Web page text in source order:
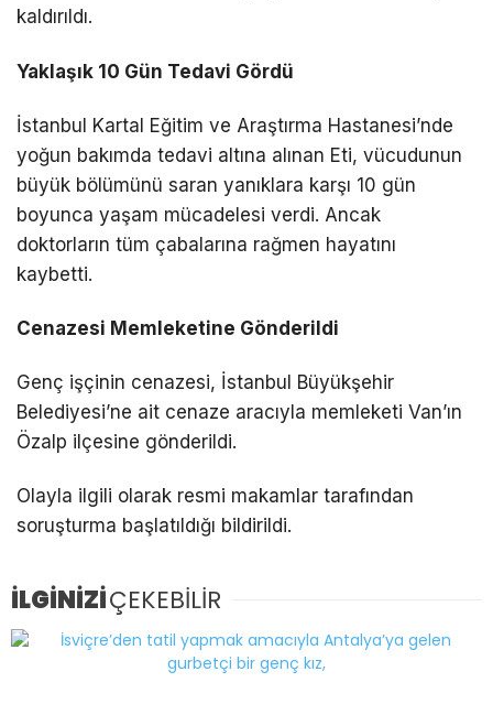
kaldırıldı.
Yaklaşık 10 Gün Tedavi Gördü
İstanbul Kartal Eğitim ve Araştırma Hastanesi’nde
yoğun bakımda tedavi altına alınan Eti, vücudunun
büyük bölümünü saran yanıklara karşı 10 gün
boyunca yaşam mücadelesi verdi. Ancak
doktorların tüm çabalarına rağmen hayatını
kaybetti.
Cenazesi Memleketine Gönderildi
Genç işçinin cenazesi, İstanbul Büyükşehir
Belediyesi’ne ait cenaze aracıyla memleketi Van’ın
Özalp ilçesine gönderildi.
Olayla ilgili olarak resmi makamlar tarafından
soruşturma başlatıldığı bildirildi.
İLGİNİZİÇEKEBİLİR